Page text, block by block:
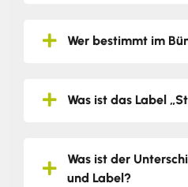
Wer bestimmt im
Was ist das Label
Was ist der
und Label?